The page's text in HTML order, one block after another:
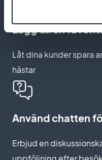
Lägg till en
Låt dina kunder spara
hästar
Använd chatten
Erbjud en